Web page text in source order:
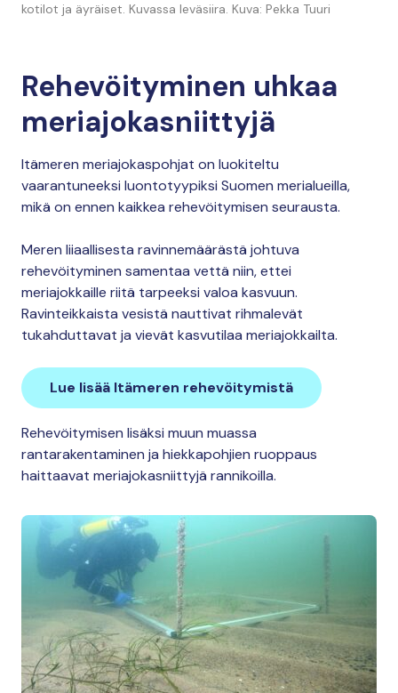
kotilot ja äyräiset. Kuvassa leväsiira. Kuva: Pekka Tuuri
Rehevöityminen uhkaa
meriajokasniittyjä
Itämeren meriajokaspohjat on luokiteltu
vaarantuneeksi luontotyypiksi Suomen merialueilla,
mikä on ennen kaikkea rehevöitymisen seurausta.
Meren liiaallisesta ravinnemäärästä johtuva
rehevöityminen samentaa vettä niin, ettei
meriajokkaille riitä tarpeeksi valoa kasvuun.
Ravinteikkaista vesistä nauttivat rihmalevät
tukahduttavat ja vievät kasvutilaa meriajokkailta.
Lue lisää Itämeren rehevöitymistä
Rehevöitymisen lisäksi muun muassa
rantarakentaminen ja hiekkapohjien ruoppaus
haittaavat meriajokasniittyjä rannikoilla.